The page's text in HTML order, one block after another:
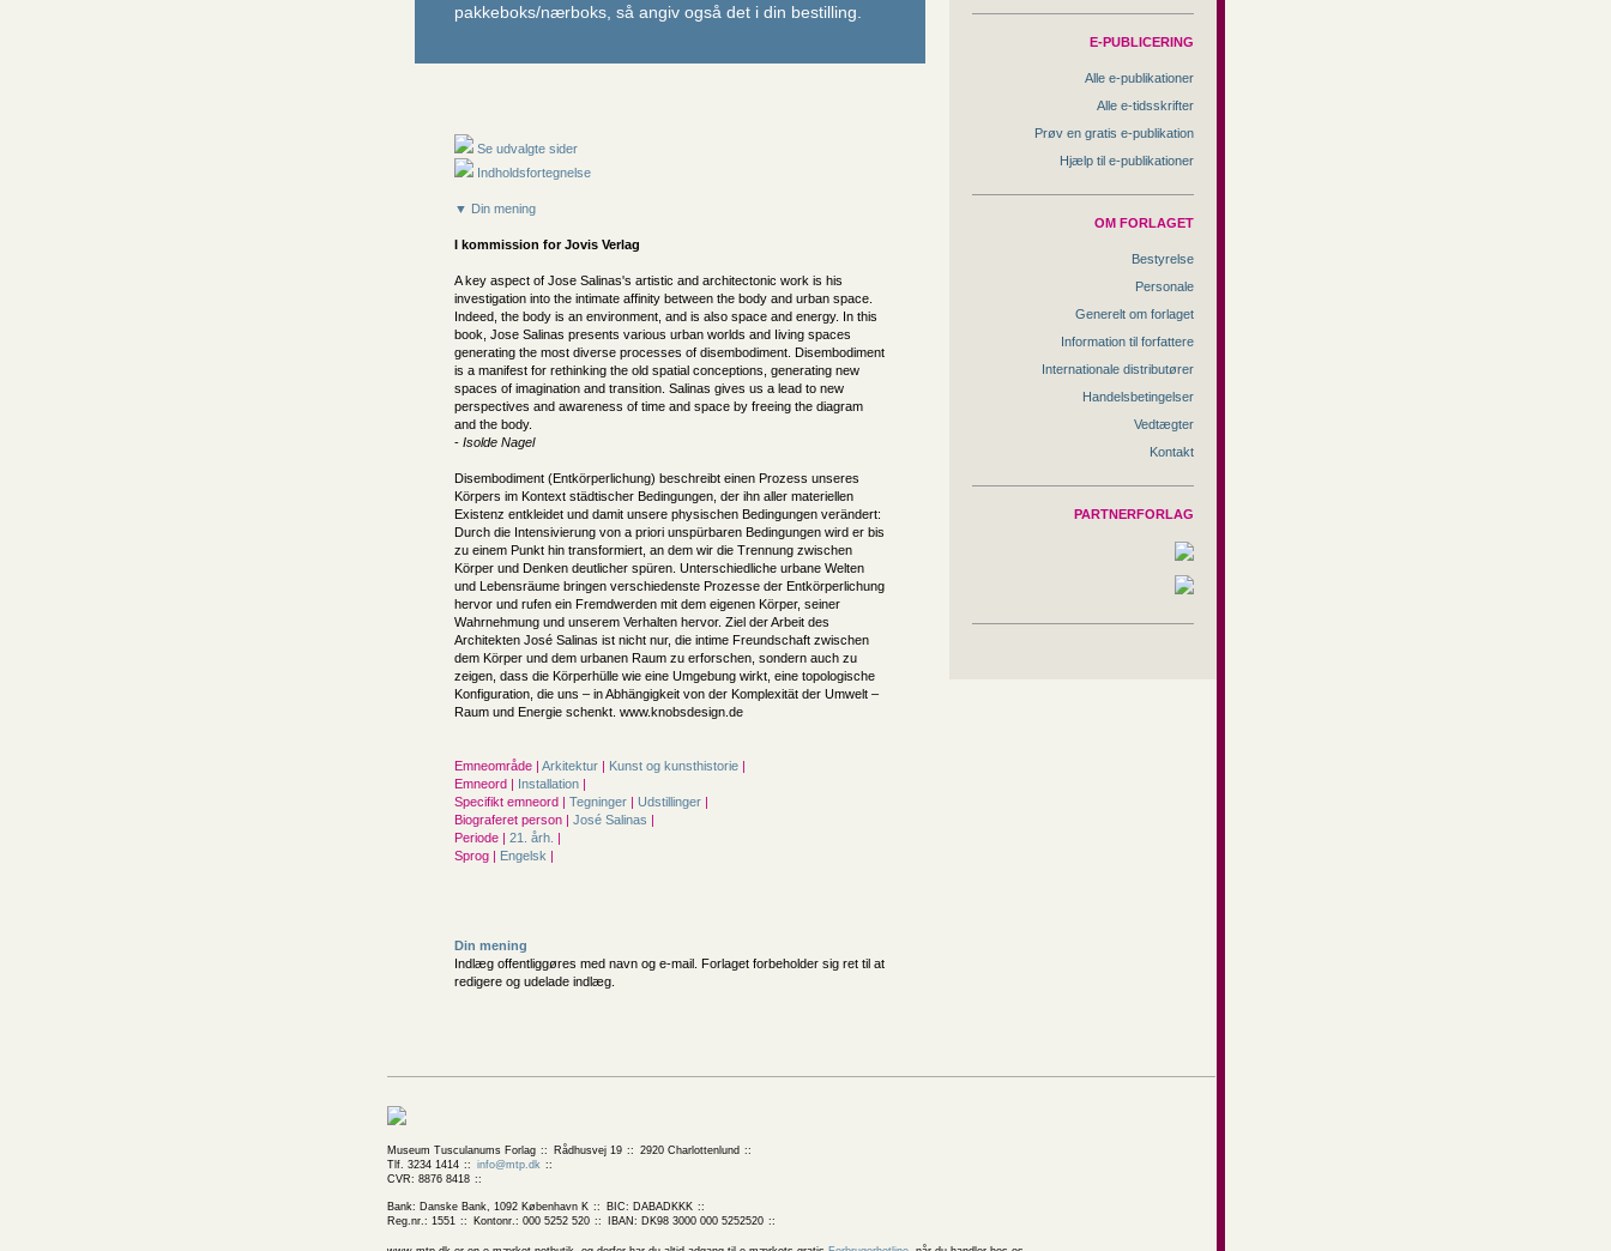
pakkeboks/nærboks, så angiv også det i din bestilling.
Se udvalgte sider
Indholdsfortegnelse
▼ Din mening
I kommission forJovis Verlag
A key aspect of Jose Salinas's artistic and architectonic work is his
investigation into the intimate affinity between the body and urban space.
Indeed, the body is an environment, and is also space and energy. In this
book, Jose Salinas presents various urban worlds and Iiving spaces
generating the most diverse processes of disembodiment. Disembodiment
is a manifest for rethinking the old spatial conceptions, generating new
spaces of imagination and transition. Salinas gives us a lead to new
perspectives and awareness of time and space by freeing the diagram
and the body.
- Isolde Nagel
Disembodiment (Entkörperlichung) beschreibt einen Prozess unseres
Körpers im Kontext städtischer Bedingungen, der ihn aller materiellen
Existenz entkleidet und damit unsere physischen Bedingungen verändert:
Durch die Intensivierung von a priori unspürbaren Bedingungen wird er bis
zu einem Punkt hin transformiert, an dem wir die Trennung zwischen
Körper und Denken deutlicher spüren. Unterschiedliche urbane Welten
und Lebensräume bringen verschiedenste Prozesse der Entkörperlichung
hervor und rufen ein Fremdwerden mit dem eigenen Körper, seiner
Wahrnehmung und unserem Verhalten hervor. Ziel der Arbeit des
Architekten José Salinas ist nicht nur, die intime Freundschaft zwischen
dem Körper und dem urbanen Raum zu erforschen, sondern auch zu
zeigen, dass die Körperhülle wie eine Umgebung wirkt, eine topologische
Konfiguration, die uns – in Abhängigkeit von der Komplexität der Umwelt –
Raum und Energie schenkt. www.knobsdesign.de
Emneområde | Arkitektur | Kunst og kunsthistorie |
Emneord | Installation |
Specifikt emneord | Tegninger | Udstillinger |
Biograferet person | José Salinas |
Periode | 21. årh. |
Sprog | Engelsk |
Din mening
Indlæg offentliggøres med navn og e-mail. Forlaget forbeholder sig ret til at
redigere og udelade indlæg.
E-PUBLICERING
Alle e-publikationer
Alle e-tidsskrifter
Prøv en gratis e-publikation
Hjælp til e-publikationer
OM FORLAGET
Bestyrelse
Personale
Generelt om forlaget
Information til forfattere
Internationale distributører
Handelsbetingelser
Vedtægter
Kontakt
PARTNERFORLAG
Museum Tusculanums Forlag Rådhusvej 19
2920 Charlottenlund
Tlf. 3234 1414
info@mtp.dk
CVR: 8876 8418
Bank: Danske Bank, 1092 København K
BIC: DABADKKK
Reg.nr.: 1551
Kontonr.: 000 5252 520 IBAN: DK98 3000 000 5252520